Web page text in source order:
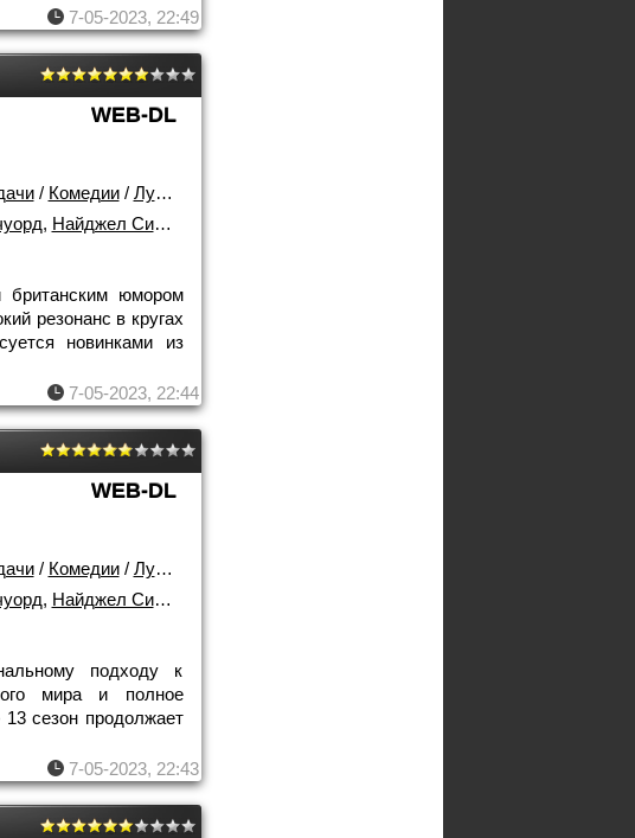
7-05-2023, 22:49
WEB-DL
/ Комедии/ Лучшие фильмы!
, Найджел Симпкис
британским юмором
резонанс в кругах
новинками из
7-05-2023, 22:44
WEB-DL
/ Комедии/ Лучшие фильмы!
, Найджел Симпкис
подходу к
мира и полное
сезон продолжает
7-05-2023, 22:43